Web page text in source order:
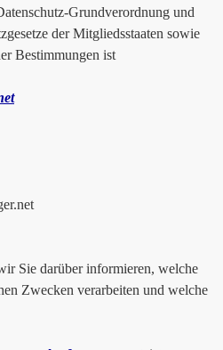
Grundverordnung und
der Mitgliedsstaaten sowie
Bestimmungen ist
Sie darüber informieren, welche
Zwecken verarbeiten und welche